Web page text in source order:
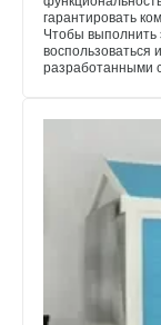
гарантировать
Чтобы выполнить
воспользоваться
разработанными